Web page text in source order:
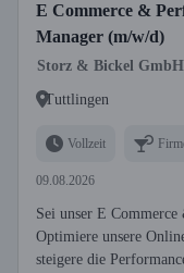
E Commerce &
Manager (m/w/d)
Storz & Bickel GmbH
Tuttlingen
Vollzeit
09.08.2026
Sei unser E
Optimiere unsere
steigere die